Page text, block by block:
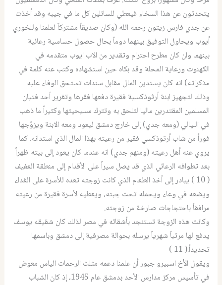
يتحدثون عن هذا السخاء فيعطي للسائلين كل ما في جيبه وقد أخذت
عن جدي فارس زيتون رحمه الله (وكان صديقاً مشتركاً لعلمنا وللخوري
أيوب ويحاول التوفيق بينهما دوماً بحال حصول حساسية رعائية
بينهما وان كان مطرح احترام وتقدير من الاب ايوب متقدمه في
الكهنوت ورعاية المحلة وقد بكاه حين استشهاده وكتب عنه كلمة في
مذكراته) انه كان يستدين المال مقابل سندات تستحق الوفاء عليه
وذلك لتجهيز ابنة أرثوذكسية فقيرة دفعها فقرها وتغرير أحد فتيان
المسلمين المقتدرين ماليا لتلحق به وتترك مسيحيتها وكثيراً ما ذهب
في الليالي (ومعه جدي) إلى خارج دمشق ليعود ومعه الابنة ويزوّجها
فوراً من شاب أرثوذكسي فقير من رعيته بهذا المال الذي استدانه. كما
يروي عنه أهل رعيته (ومنهم جدي) انه عندما كان يعود إلى بيته ظهراً
بعد تطوافه الرعائي الذي قد يصل سيراً على الأقدام إلى منطقة العفيف
( 10 ) يبادر إلى أخذ الطعام الذي كانت زوجته تعده للأسرة على الغداء
ويضعه في وعاء ويحمله تحت جبته، ويعطيه لأسرة فقيرة من رعيته
مرافقاً باحتجاجات صارخة من زوجته.
وكانت هذه الزوجة تستنجد بأشقائه في مصر لذلك كان شقيقه يوسف
يدفع لها مرتباً شهرياً يرسله بحوالة مصرفية إلى دمشق وباسمها
تحديداً.( 11 )
ويقول الأخ اسبيرو جبور أن علمنا دعمه مثلث الرحمات الياس معوض
في تأسیس مرکز مدارس الأحد بدمشق عام 1945، إذ كان الشباب